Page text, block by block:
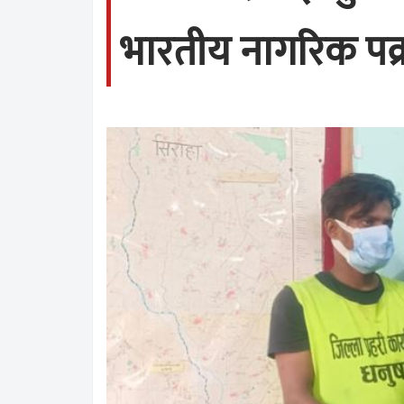
भारतीय नागरिक